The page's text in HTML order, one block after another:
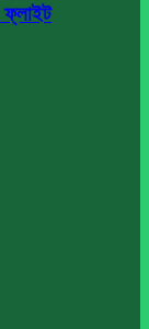
ফ্লাইট